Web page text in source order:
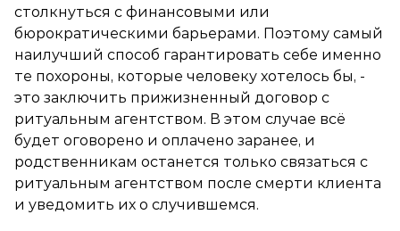
столкнуться с финансовыми или
бюрократическими барьерами. Поэтому самый
наилучший способ гарантировать себе именно
те похороны, которые человеку хотелось бы, -
это заключить прижизненный договор с
ритуальным агентством. В этом случае всё
будет оговорено и оплачено заранее, и
родственникам останется только связаться с
ритуальным агентством после смерти клиента
и уведомить их о случившемся.